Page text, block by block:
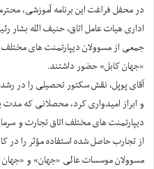
در محفل فراغت این برنامه آموزشی،
اداری هیات عامل اتاق، حنیف الله
جمعی از مسوولان دیپارتمنت های
«جهان کابل» حضور داشتند.
آقای پوپل، نقش سکتور تحصیلی را در
و ابراز امیدواری کرد، محصلانی که
دیپارتمنت های مختلف اتاق تجارت و
از تجارب حاصل شده استفاده مؤثر را در
مسوولان موسسات عالی «جهان» و «جهان